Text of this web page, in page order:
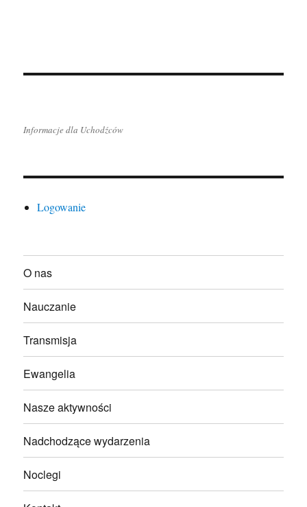
Informacje dla Uchodźców
Logowanie
O nas
Nauczanie
Transmisja
Ewangelia
Nasze aktywności
Nadchodzące wydarzenia
Noclegi